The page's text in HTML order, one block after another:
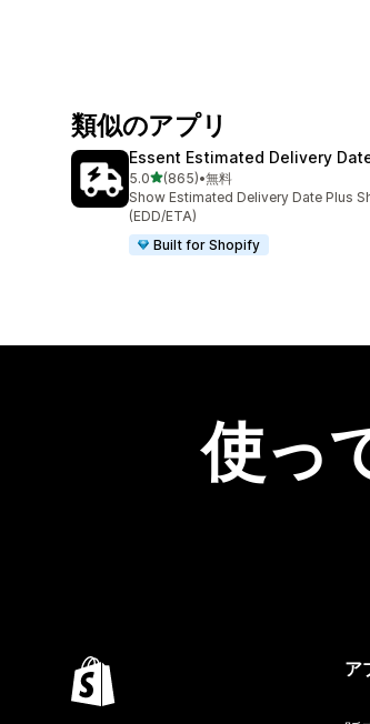
類似のアプリ
Essent Estimated Delivery
5.05つ星中
(865)
合計レビュー数：865件
•無料
Show Estimated Delivery Date Plus
(EDD/ETA)
Built for Shopify
使っ
ア